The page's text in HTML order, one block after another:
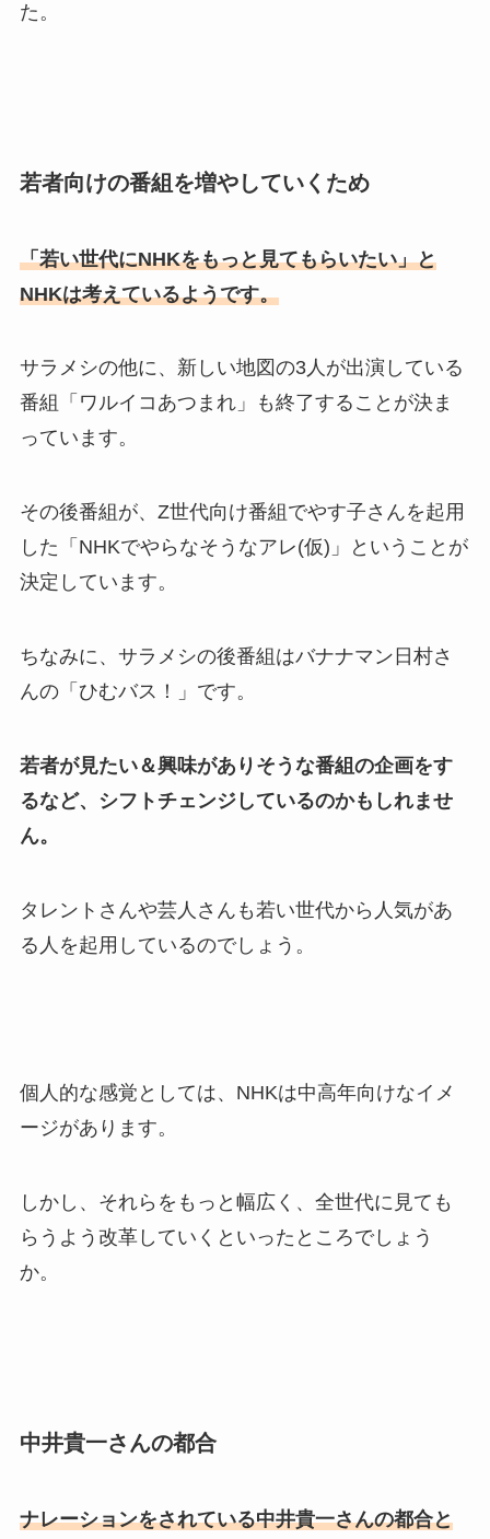
た。
若者向けの番組を増やしていくため
「若い世代にNHKをもっと見てもらいたい」と
NHKは考えているようです。
サラメシの他に、新しい地図の3人が出演している
番組「ワルイコあつまれ」も終了することが決ま
っています。
その後番組が、Z世代向け番組でやす子さんを起用
した「NHKでやらなそうなアレ(仮)」ということが
決定しています。
ちなみに、サラメシの後番組はバナナマン日村さ
んの「ひむバス！」です。
若者が見たい＆興味がありそうな番組の企画をす
るなど、シフトチェンジしているのかもしれませ
ん。
タレントさんや芸人さんも若い世代から人気があ
る人を起用しているのでしょう。
個人的な感覚としては、NHKは中高年向けなイメ
ージがあります。
しかし、それらをもっと幅広く、全世代に見ても
らうよう改革していくといったところでしょう
か。
中井貴一さんの都合
ナレーションをされている中井貴一さんの都合と